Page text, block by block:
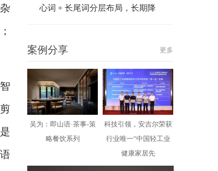
心词 + 长尾词分层布局，长期降
案例分享 更多
吴为：即山语·茶事-策
略餐饮系列
科技引领，安吉尔荣获
行业唯一“中国轻工业
健康家居先